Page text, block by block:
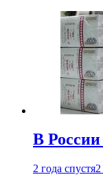
В
2 года спустя